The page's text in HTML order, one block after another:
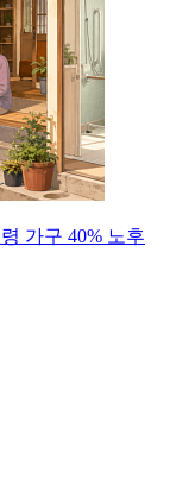
가구 40% 노후